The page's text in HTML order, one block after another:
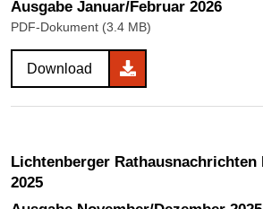
Ausgabe Januar/Februar 2026
PDF-Dokument (3.4 MB)
Download
Lichtenberger Rathausnachrichten Monatsausgaben
2025